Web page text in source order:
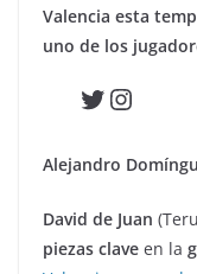
Valencia esta
uno de los
Twitter
Alejandro
David de Juan
piezas clave en la